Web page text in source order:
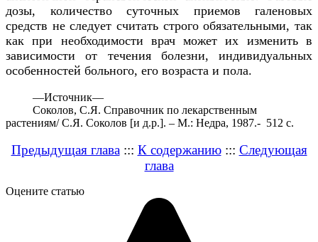
дозы, количество суточных приемов галеновых
средств не следует считать строго обязательными, так
как при необходимости врач может их изменить в
зависимости от течения болезни, индивидуальных
особенностей больного, его возраста и пола.
—Источник—
Соколов, С.Я. Справочник по лекарственным
растениям/ С.Я. Соколов [и д.р.]. – М.: Недра, 1987.- 512 с.
Предыдущая глава::: К содержанию::: Следующая
глава
Оцените статью